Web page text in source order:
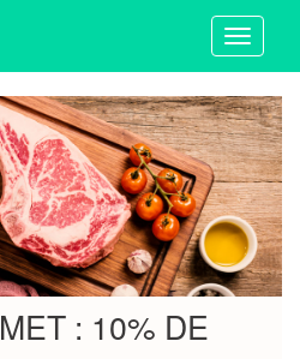
Toggle
: 10% DE